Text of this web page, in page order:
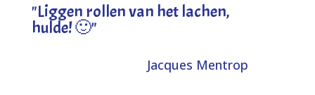
"Liggen rollen van het lachen,
hulde! 🙂"
Jacques Mentrop